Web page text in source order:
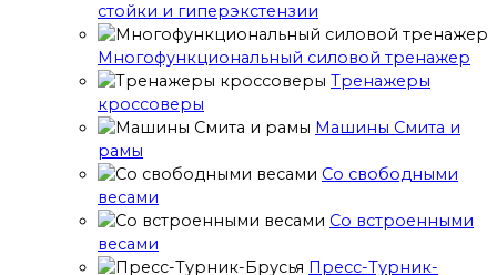
стойки и гиперэкстензии
Многофункциональный силовой тренажер
Тренажеры
кроссоверы
Машины Смита и
рамы
Со свободными
весами
Со встроенными
весами
Пресс-Турник-